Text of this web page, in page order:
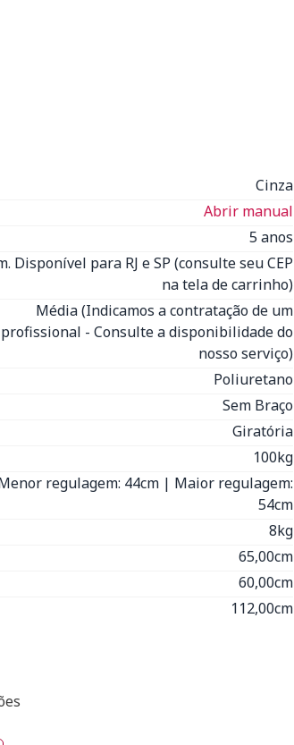
Cinza
Abrir manual
5 anos
Disponível para RJ e SP (consulte seu CEP
na tela de carrinho)
Média (Indicamos a contratação de um
profissional - Consulte a disponibilidade do
nosso serviço)
Poliuretano
Sem Braço
Giratória
100kg
regulagem: 44cm | Maior regulagem:
54cm
8kg
65,00cm
60,00cm
112,00cm